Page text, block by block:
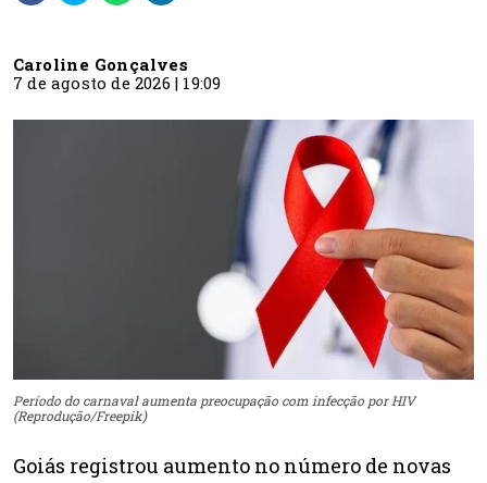
Caroline Gonçalves
7 de agosto de 2026 | 19:09
Período do carnaval aumenta preocupação com infecção por HIV
(Reprodução/Freepik)
Goiás registrou aumento no número de novas